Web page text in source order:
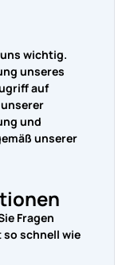
wichtig.
unseres
auf
und
unserer
Fragen
so schnell wie